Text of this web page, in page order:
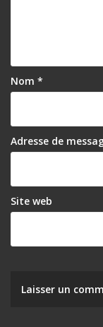
e
Nom *
Adresse de
Site web